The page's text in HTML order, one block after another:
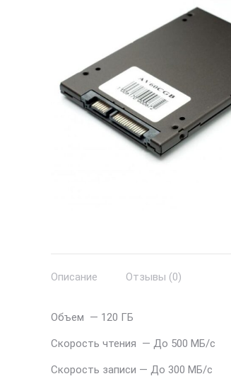
Описание Отзывы (0)
Объем — 120 ГБ
Скорость чтения — До 500 МБ/с
Скорость записи — До 300 МБ/с